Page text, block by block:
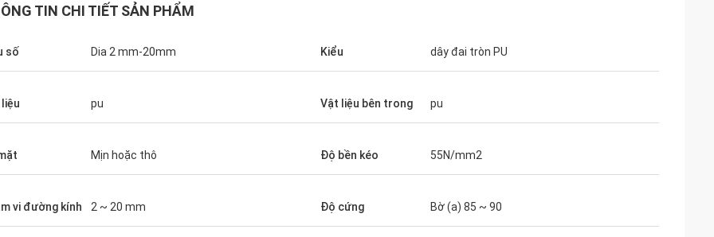
your products are very popular in my
Mr. Alcioni possamai
Customer satisfaction products , good
TIN CHI TIẾT SẢN PHẨM
số Dia 2 mm-20mm Kiểu dây đai tròn PU
pu Vật liệu bên trong pu
Mịn hoặc thô Độ bền kéo 55N/mm2
vi đường kính 2 ~ 20 mm Độ cứng Bờ (a) 85 ~ 90